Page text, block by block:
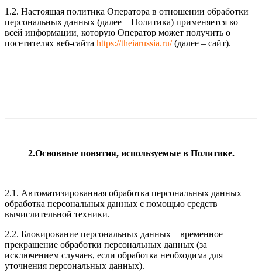
1.2. Настоящая политика Оператора в отношении обработки
персональных данных (далее – Политика) применяется ко
всей информации, которую Оператор может получить о
посетителях веб-сайта https://theiarussia.ru/(далее – сайт).
2.Основные понятия, используемые в Политике.
2.1. Автоматизированная обработка персональных данных –
обработка персональных данных с помощью средств
вычислительной техники.
2.2. Блокирование персональных данных – временное
прекращение обработки персональных данных (за
исключением случаев, если обработка необходима для
уточнения персональных данных).